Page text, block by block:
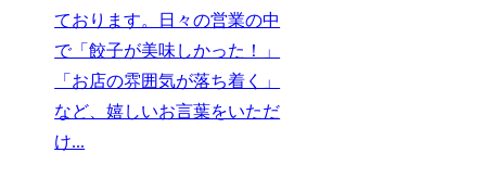
ております。日々の営業の中
で「餃子が美味しかった！」
「お店の雰囲気が落ち着く」
など、嬉しいお言葉をいただ
け...